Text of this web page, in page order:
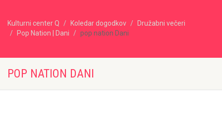
Kulturni center Q Koledar dogodkov
Družabni večeri
Pop Nation | Dani
pop nation Dani
POP NATION DANI